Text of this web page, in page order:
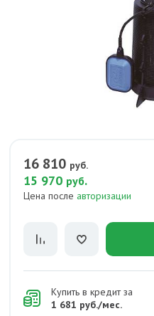
16 810 руб.
15 970 руб.
Цена после авторизации
Купить в кредит за
1 681 руб./мес.